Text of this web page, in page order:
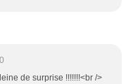
de surprise !!!!!!!<br />